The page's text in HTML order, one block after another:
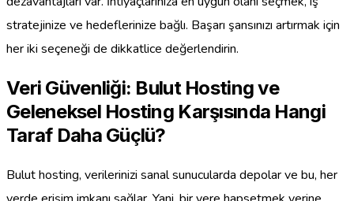
stratejinize ve hedeflerinize bağlı. Başarı şansınızı artırmak için
her iki seçeneği de dikkatlice değerlendirin.
Veri Güvenliği: Bulut Hosting ve
Geleneksel Hosting Karşısında Hangi
Taraf Daha Güçlü?
Bulut hosting, verilerinizi sanal sunucularda depolar ve bu, her